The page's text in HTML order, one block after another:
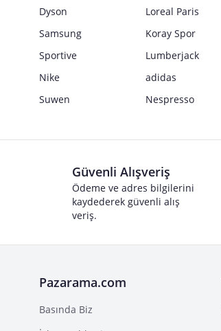
Dyson
Loreal Paris
Samsung
Koray Spor
Sportive
Lumberjack
Nike
adidas
Suwen
Nespresso
Güvenli Alışveriş
Ödeme ve adres bilgilerini
kaydederek güvenli alış
veriş.
Pazarama.com
Basında Biz